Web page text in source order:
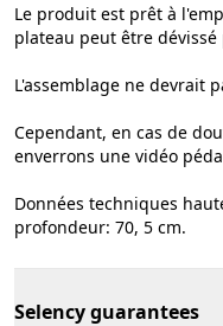
Le produit est prêt à
plateau peut être
L'assemblage ne devrait
Cependant, en cas de
enverrons une vidéo
Données techniques
profondeur: 70, 5 cm.
Selency guarantees